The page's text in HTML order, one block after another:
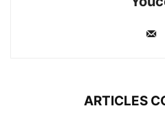
ARTICLES